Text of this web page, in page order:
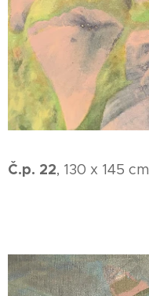
Č.p. 22, 130 x 145 cm